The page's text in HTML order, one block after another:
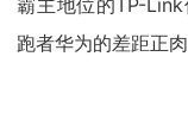
跑者华为的差距正